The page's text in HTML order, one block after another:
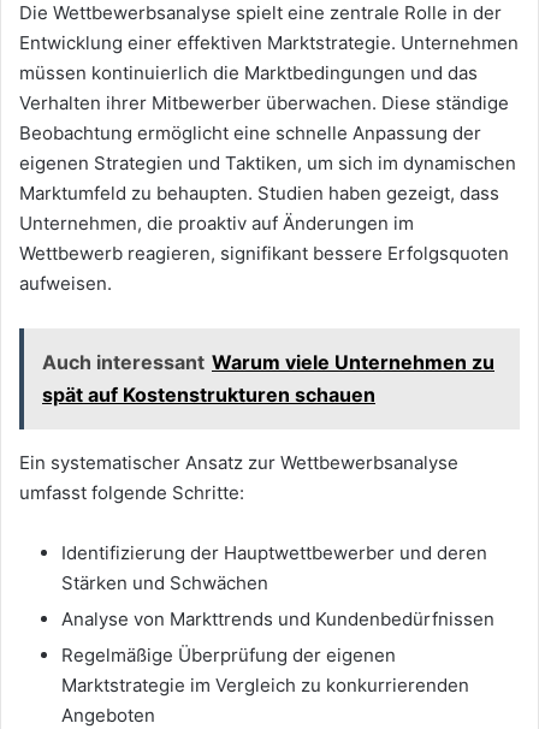
Die Wettbewerbsanalyse spielt eine zentrale Rolle in der
Entwicklung einer effektiven Marktstrategie. Unternehmen
müssen kontinuierlich die Marktbedingungen und das
Verhalten ihrer Mitbewerber überwachen. Diese ständige
Beobachtung ermöglicht eine schnelle Anpassung der
eigenen Strategien und Taktiken, um sich im dynamischen
Marktumfeld zu behaupten. Studien haben gezeigt, dass
Unternehmen, die proaktiv auf Änderungen im
Wettbewerb reagieren, signifikant bessere Erfolgsquoten
aufweisen.
Auch interessant Warum viele Unternehmen zu
spät auf Kostenstrukturen schauen
Ein systematischer Ansatz zur Wettbewerbsanalyse
umfasst folgende Schritte:
Identifizierung der Hauptwettbewerber und deren
Stärken und Schwächen
Analyse von Markttrends und Kundenbedürfnissen
Regelmäßige Überprüfung der eigenen
Marktstrategie im Vergleich zu konkurrierenden
Angeboten